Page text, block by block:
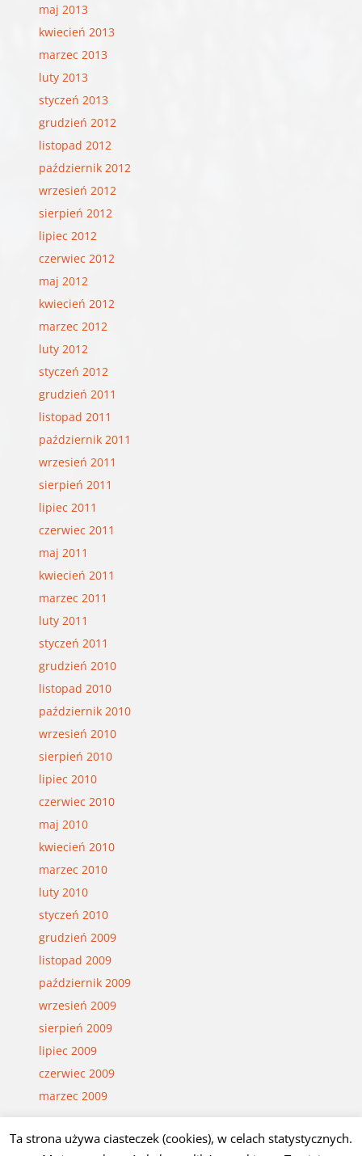
maj 2013
kwiecień 2013
marzec 2013
luty 2013
styczeń 2013
grudzień 2012
listopad 2012
październik 2012
wrzesień 2012
sierpień 2012
lipiec 2012
czerwiec 2012
maj 2012
kwiecień 2012
marzec 2012
luty 2012
styczeń 2012
grudzień 2011
listopad 2011
październik 2011
wrzesień 2011
sierpień 2011
lipiec 2011
czerwiec 2011
maj 2011
kwiecień 2011
marzec 2011
luty 2011
styczeń 2011
grudzień 2010
listopad 2010
październik 2010
wrzesień 2010
sierpień 2010
lipiec 2010
czerwiec 2010
maj 2010
kwiecień 2010
marzec 2010
luty 2010
styczeń 2010
grudzień 2009
listopad 2009
październik 2009
wrzesień 2009
sierpień 2009
lipiec 2009
czerwiec 2009
marzec 2009
Ta strona używa ciasteczek (cookies), w celach statystycznych.